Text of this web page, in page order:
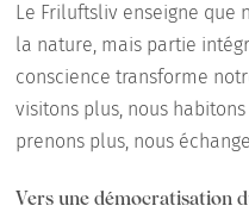
Le Friluftsliv enseigne que
la nature, mais partie
conscience transforme
visitons plus, nous
prenons plus, nous
Vers une démocratisation